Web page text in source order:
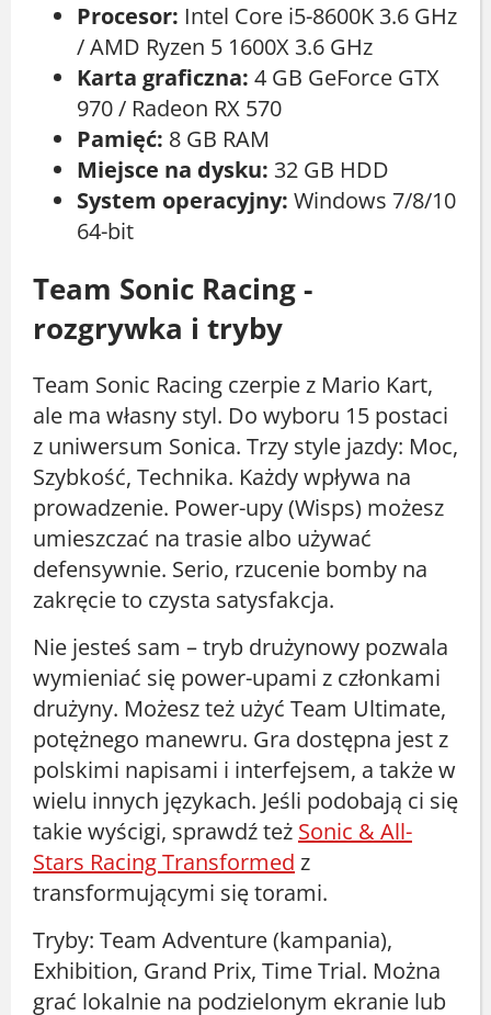
Procesor: Intel Core i5-8600K 3.6 GHz
/ AMD Ryzen 5 1600X 3.6 GHz
Karta graficzna: 4 GB GeForce GTX
970 / Radeon RX 570
Pamięć: 8 GB RAM
Miejsce na dysku: 32 GB HDD
System operacyjny: Windows 7/8/10
64-bit
Team Sonic Racing -
rozgrywka i tryby
Team Sonic Racing czerpie z Mario Kart,
ale ma własny styl. Do wyboru 15 postaci
z uniwersum Sonica. Trzy style jazdy: Moc,
Szybkość, Technika. Każdy wpływa na
prowadzenie. Power-upy (Wisps) możesz
umieszczać na trasie albo używać
defensywnie. Serio, rzucenie bomby na
zakręcie to czysta satysfakcja.
Nie jesteś sam – tryb drużynowy pozwala
wymieniać się power-upami z członkami
drużyny. Możesz też użyć Team Ultimate,
potężnego manewru. Gra dostępna jest z
polskimi napisami i interfejsem, a także w
wielu innych językach. Jeśli podobają ci się
takie wyścigi, sprawdź też Sonic & All-
Stars Racing Transformed z
transformującymi się torami.
Tryby: Team Adventure (kampania),
Exhibition, Grand Prix, Time Trial. Można
grać lokalnie na podzielonym ekranie lub